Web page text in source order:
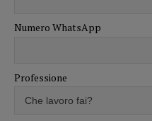
Numero WhatsApp
Professione